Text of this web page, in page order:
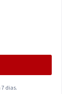
dias.